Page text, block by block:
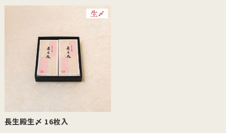
長生殿生〆 16枚入